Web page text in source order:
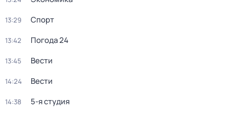
13:29 Спорт
13:42 Погода 24
13:45 Вести
14:24 Вести
14:38 5-я студия